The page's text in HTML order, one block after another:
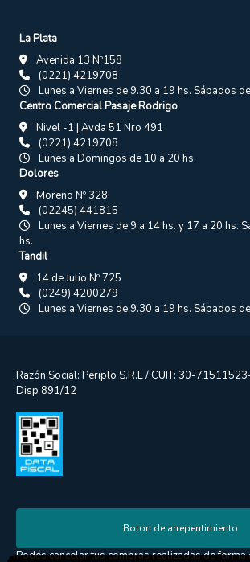
La Plata
Avenida 13 Nº158
(0221) 4219708
Lunes a Viernes de 9.30 a 19 hs. Sábados
Centro Comercial Pasaje Rodrigo
Nivel -1 | Avda 51 Nro 491
(0221) 4219708
Lunes a Domingos de 10 a 20 hs.
Dolores
Moreno Nº 328
(02245) 441815
Lunes a Viernes de 9 a 14 hs. y 17 a 20 hs.
hs.
Tandil
14 de Julio Nº 725
(0249) 4200279
Lunes a Viernes de 9.30 a 19 hs. Sábados
Razón Social: Periplo S.R.L / CUIT: 30-
Disp 891/12
Boton de arrepentimiento
Podés cancelar tus compras realizadas de